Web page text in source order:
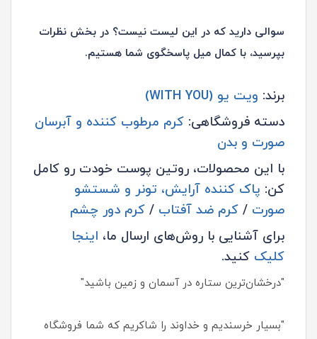
سوالی دارید که در این لیست نیست؟ در بخش نظرات
بپرسید، با کمال میل پاسخگوی شما هستیم.
برند: ویت یو (WITH YOU)
دسته فروشگاهی: کرم مرطوب کننده و آبرسان
صورت و بدن
با این محصولات، روتین پوست خودت رو کامل
کن: پاک کننده آرایش، تونر و شستشو
صورت / کرم ضد آفتاب / کرم دور چشم
برای آشنایی با روش‌های ارسال ما، اینجا
کلیک کنید.
"درخشان‌ترین ستاره در آسمان و زمین باشید"
"بسیار خرسندیم و خداوند را شاکریم که شما فروشگاه